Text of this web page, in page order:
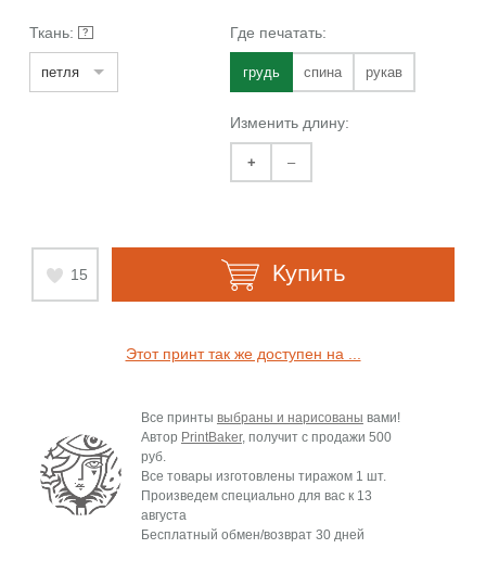
Ткань: ?
петля
Где печатать:
грудь спина рукав
Изменить длину:
+ –
15 Купить
Этот принт так же доступен на ...
Все принты выбраны и нарисованы вами!
Автор PrintBaker, получит с продажи 500
руб.
Все товары изготовлены тиражом 1 шт.
Произведем специально для вас к 13
августа
Бесплатный обмен/возврат 30 дней